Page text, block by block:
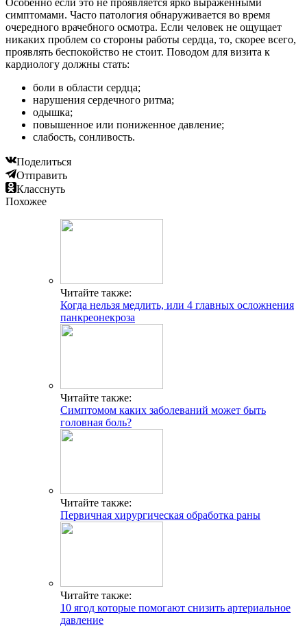
симптомами. Часто патология обнаруживается во время
очередного врачебного осмотра. Если человек не ощущает
никаких проблем со стороны работы сердца, то, скорее всего,
проявлять беспокойство не стоит. Поводом для визита к
кардиологу должны стать:
боли в области сердца;
нарушения сердечного ритма;
одышка;
повышенное или пониженное давление;
слабость, сонливость.
Поделиться
Отправить
Класснуть
Похожее
Читайте также:
Когда нельзя медлить, или 4 главных осложнения
панкреонекроза
Читайте также:
Симптомом каких заболеваний может быть
головная боль?
Читайте также:
Первичная хирургическая обработка раны
Читайте также:
10 ягод которые помогают снизить артериальное
давление